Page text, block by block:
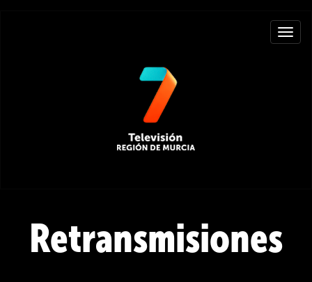
Toggle
Retransmisiones